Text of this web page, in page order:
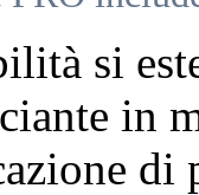
si
in
di